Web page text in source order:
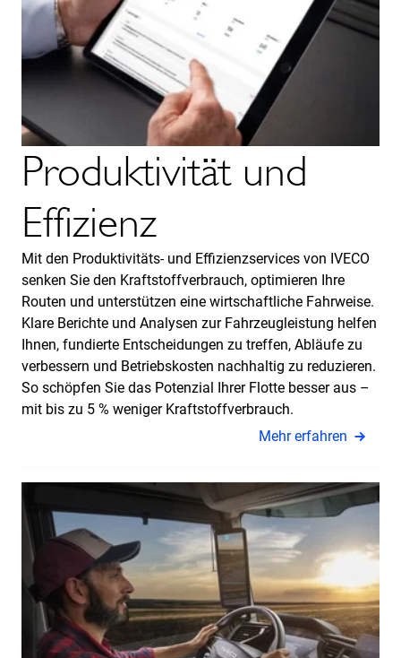
Produktivität und
Effizienz
Mit den Produktivitäts- und Effizienzservices von IVECO
senken Sie den Kraftstoffverbrauch, optimieren Ihre
Routen und unterstützen eine wirtschaftliche Fahrweise.
Klare Berichte und Analysen zur Fahrzeugleistung helfen
Ihnen, fundierte Entscheidungen zu treffen, Abläufe zu
verbessern und Betriebskosten nachhaltig zu reduzieren.
So schöpfen Sie das Potenzial Ihrer Flotte besser aus –
mit bis zu 5 % weniger Kraftstoffverbrauch.
Mehr erfahren